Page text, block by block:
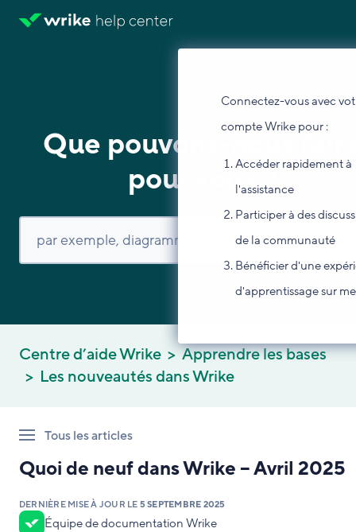
Connectez-vous avec
compte Wrike pour :
Accéder rapidement à
l'assistance
Participer à des
de la communauté
Bénéficier d'une
d'apprentissage sur
Que pouvons-nous
pour vous ?
Centre d’aide Wrike
Apprendre les bases
Les nouveautés dans Wrike
Tous les articles
Quoi de neuf dans Wrike – Avril 2025
DERNIÈRE MISE À JOUR LE 5 SEPTEMBRE 2025
Équipe de documentation Wrike